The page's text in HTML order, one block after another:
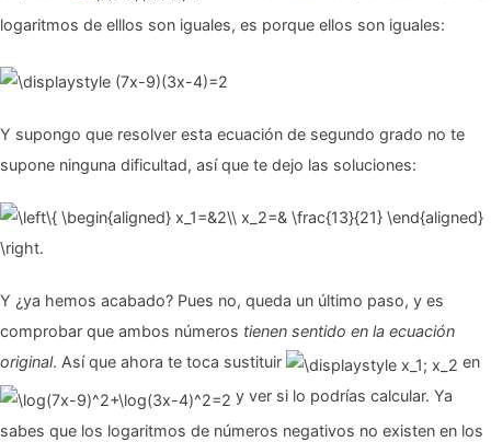
logaritmos de elllos son iguales, es porque ellos son iguales:
Y supongo que resolver esta ecuación de segundo grado no te
supone ninguna dificultad, así que te dejo las soluciones:
Y ¿ya hemos acabado? Pues no, queda un último paso, y es
comprobar que ambos números tienen sentido en la ecuación
original. Así que ahora te toca sustituir
en
y ver si lo podrías calcular. Ya
sabes que los logaritmos de números negativos no existen en los